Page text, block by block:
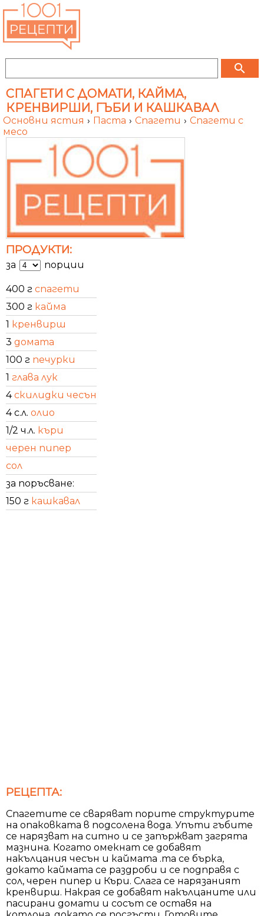
search
СПАГЕТИ С ДОМАТИ, КАЙМА,
КРЕНВИРШИ, ГЪБИ И КАШКАВАЛ
Основни ястия › Паста › Спагети › Спагети с
месо
ПРОДУКТИ:
за порции
400 г спагети
300 г кайма
1 кренвирш
3 домата
100 г печурки
1 глава лук
4скилидки чесън
4 с.л. олио
1/2 ч.л. къри
черен пипер
сол
за поръсване:
150 г кашкавал
РЕЦЕПТА:
Спагетите се сваряват порите структурите
на опаковката в подсолена вода. Упъти гъбите
се нарязват на ситно и се запържват загрята
мазнина. Когато омекнат се добавят
накълцания чесън и каймата .та се бърка,
докато каймата се раздроби и се подправя с
сол, черен пипер и Къри. Слага се нарязаният
кренвирш. Накрая се добавят накълцаните или
пасирани домати и сосът се оставя на